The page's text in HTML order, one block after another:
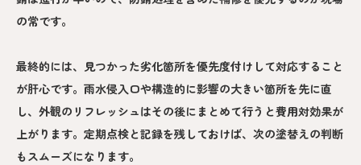
の常です。
最終的には、見つかった劣化箇所を優先度付けして対応すること
が肝心です。雨水侵入口や構造的に影響の大きい箇所を先に直
し、外観のリフレッシュはその後にまとめて行うと費用対効果が
上がります。定期点検と記録を残しておけば、次の塗替えの判断
もスムーズになります。